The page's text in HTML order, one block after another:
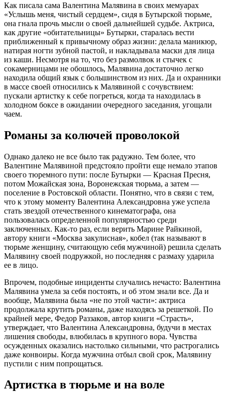
Как писала сама Валентина Малявина в своих мемуарах
«Услышь меня, чистый сердцем», сидя в Бутырской тюрьме,
она гнала прочь мысли о своей дальнейшей судьбе. Актриса,
как другие «обитательницы» Бутырки, старалась вести
приближенный к привычному образ жизни: делала маникюр,
натирая ногти зубной пастой, и накладывала маски для лица
из каши. Несмотря на то, что без размолвок и стычек с
сокамерницами не обошлось, Малявина достаточно легко
находила общий язык с большинством из них. Да и охранники
в массе своей относились к Малявиной с сочувствием:
пускали артистку к себе погреться, когда та находилась в
холодном боксе в ожидании очередного заседания, угощали
чаем.
Романы за колючей проволокой
Однако далеко не все было так радужно. Тем более, что
Валентине Малявиной предстояло пройти еще немало этапов
своего тюремного пути: после Бутырки — Красная Пресня,
потом Можайская зона, Воронежская тюрьма, а затем —
поселение в Ростовской области. Понятно, что в связи с тем,
что к этому моменту Валентина Александровна уже успела
стать звездой отечественного кинематографа, она
пользовалась определенной популярностью среди
заключенных. Как-то раз, если верить Марине Райкиной,
автору книги «Москва закулисная», кобел (так называют в
тюрьме женщину, считающую себя мужчиной) решила сделать
Малявину своей подружкой, но последняя с размаху ударила
ее в лицо.
Впрочем, подобные инциденты случались нечасто: Валентина
Малявина умела за себя постоять, и об этом знали все. Да и
вообще, Малявина была «не по этой части»: актриса
продолжала крутить романы, даже находясь за решеткой. По
крайней мере, Федор Раззаков, автор книги «Страсть»,
утверждает, что Валентина Александровна, будучи в местах
лишения свободы, влюбилась в крупного вора. Чувства
осужденных оказались настолько сильными, что растрогались
даже конвоиры. Когда мужчина отбыл свой срок, Малявину
пустили с ним попрощаться.
Артистка в тюрьме и на воле